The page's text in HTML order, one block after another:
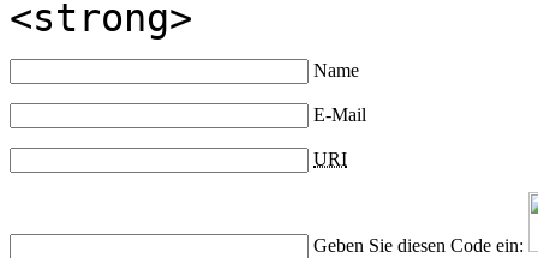
<strong>
Name
E-Mail
URI
Geben Sie diesen Code ein: